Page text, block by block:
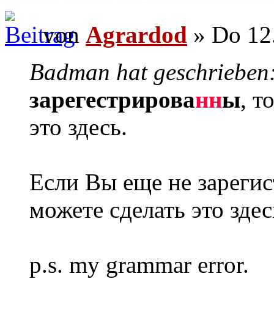
von Agrardod » Do
Badman hat
зарегестрированны,
это здесь.
Если Вы еще не
можете сделать это
p.s. my grammar error.